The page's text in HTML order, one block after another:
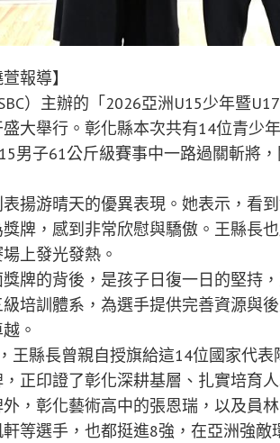
報導】
）主辦的「2026亞洲U15少年暨
大舉行。彰化縣本次共有14位青少
男子61公斤級賽事中一路過關斬將
揚游晴天的優異表現。她表示，看
牌，感到非常欣慰與驕傲。王縣長
上發光發熱。
牌的背後，是孩子日復一日的堅持
培訓體系，為選手提供完善資源與
。
王縣長曾親自授旗給這14位國家代
正印證了彰化深耕基層、扎實培育人
，彰化藝術高中的張恩瑞，以及員
等選手，也都挺進8強，在亞洲強敵